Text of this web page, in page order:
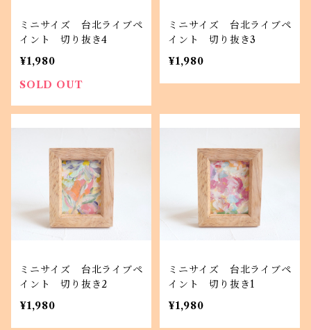
ミニサイズ 台北ライブペ
イント 切り抜き4
¥1,980
SOLD OUT
ミニサイズ 台北ライブペ
イント 切り抜き3
¥1,980
ミニサイズ 台北ライブペ
イント 切り抜き2
¥1,980
ミニサイズ 台北ライブペ
イント 切り抜き1
¥1,980